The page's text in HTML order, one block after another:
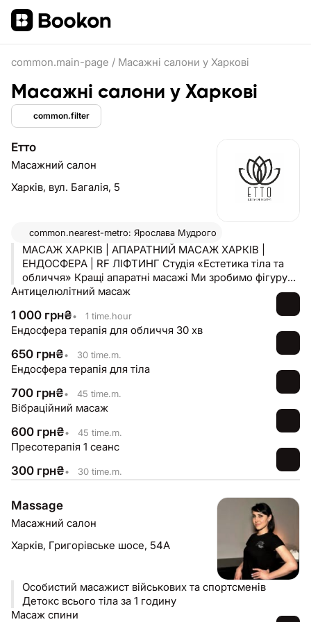
common.main-page / Масажні салони у Харкові
Масажні салони у Харкові
common.filter
Етто
Масажний салон
Харків, вул. Багалія, 5
common.nearest-metro: Ярослава Мудрого
МАСАЖ ХАРКІВ | АПАРАТНИЙ МАСАЖ ХАРКІВ |
ЕНДОСФЕРА | RF ЛІФТИНГ Студія «Естетика тіла та
обличчя» Кращі апаратні масажі Ми зробимо фігуру
мрії 92% клієнтів рекомендують нас Апарати
Антицелюлітний масаж
1 000 грн₴• 1 time.hour
Ендосфера терапія для обличчя 30 хв
650 грн₴• 30 time.m.
Ендосфера терапія для тіла
700 грн₴• 45 time.m.
Вібраційний масаж
600 грн₴• 45 time.m.
Пресотерапія 1 сеанс
300 грн₴• 30 time.m.
Massage
Масажний салон
Харків, Григорівське шосе, 54А
Особистий масажист військових та спортсменів
Детокс всього тіла за 1 годину
Масаж спини